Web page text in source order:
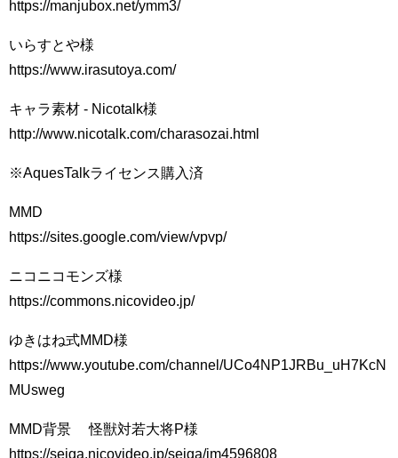
https://manjubox.net/ymm3/
いらすとや様
https://www.irasutoya.com/
キャラ素材 - Nicotalk様
http://www.nicotalk.com/charasozai.html
※AquesTalkライセンス購入済
MMD
https://sites.google.com/view/vpvp/
ニコニコモンズ様
https://commons.nicovideo.jp/
ゆきはね式MMD様
https://www.youtube.com/channel/UCo4NP1JRBu_uH7KcN
MUsweg
MMD背景 怪獣対若大将P様
https://seiga.nicovideo.jp/seiga/im4596808